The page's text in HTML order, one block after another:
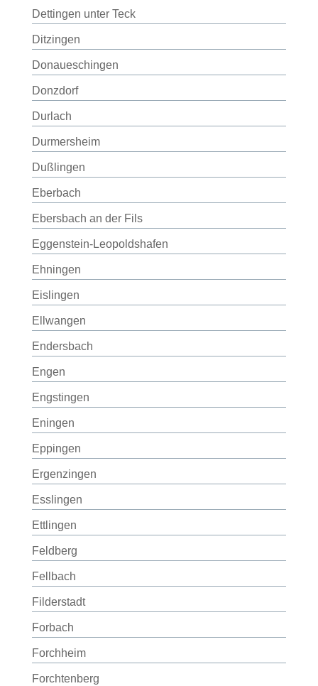
Dettingen unter Teck
Ditzingen
Donaueschingen
Donzdorf
Durlach
Durmersheim
Dußlingen
Eberbach
Ebersbach an der Fils
Eggenstein-Leopoldshafen
Ehningen
Eislingen
Ellwangen
Endersbach
Engen
Engstingen
Eningen
Eppingen
Ergenzingen
Esslingen
Ettlingen
Feldberg
Fellbach
Filderstadt
Forbach
Forchheim
Forchtenberg